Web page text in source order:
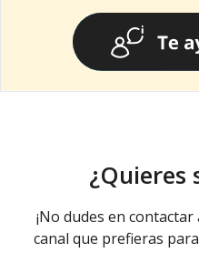
¿Quieres
¡No dudes en
canal que prefieras